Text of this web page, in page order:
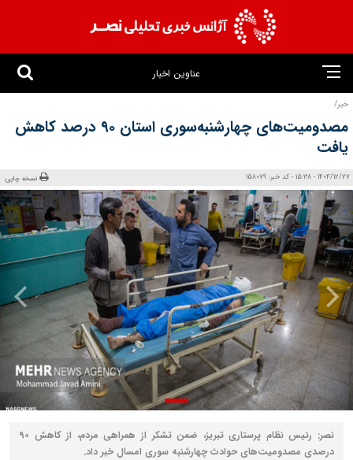
عناوین اخبار
خبر/
مصدومیت‌های چهارشنبه‌سوری استان ۹۰ درصد کاهش
یافت
1404/12/27 - 15:38 - کد خبر: 158079 نسخه چاپی
نصر: رئیس نظام پرستاری تبریز، ضمن تشکر از همراهی مردم، از کاهش ۹۰
درصدی مصدومیت‌های حوادث چهارشنبه سوری امسال خبر داد.